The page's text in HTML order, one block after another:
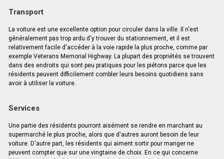
Transport
La voiture est une excellente option pour circuler dans la ville. Il n'est
généralement pas trop ardu d'y trouver du stationnement, et il est
relativement facile d'accéder à la voie rapide la plus proche, comme par
exemple Veterans Memorial Highway. La plupart des propriétés se trouvent
dans des endroits qui sont peu pratiques pour les piétons parce que les
résidents peuvent difficilement combler leurs besoins quotidiens sans
avoir à utiliser la voiture.
Services
Une partie des résidents pourront aisément se rendre en marchant au
supermarché le plus proche, alors que d'autres auront besoin de leur
voiture. D'autre part, les résidents qui aiment sortir pour manger ne
peuvent compter que sur une vingtaine de choix. En ce qui concerne